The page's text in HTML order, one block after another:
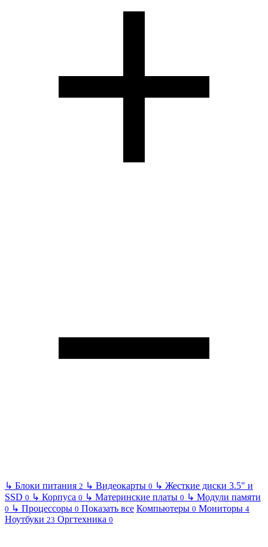
↳ Блоки питания 2 ↳ Видеокарты 0 ↳ Жесткие диски 3.5" и
SSD 0 ↳ Корпуса 0 ↳ Материнские платы 0 ↳ Модули памяти
0 ↳ Процессоры 0 Показать все Компьютеры 0 Мониторы 4
Ноутбуки 23 Оргтехника 0